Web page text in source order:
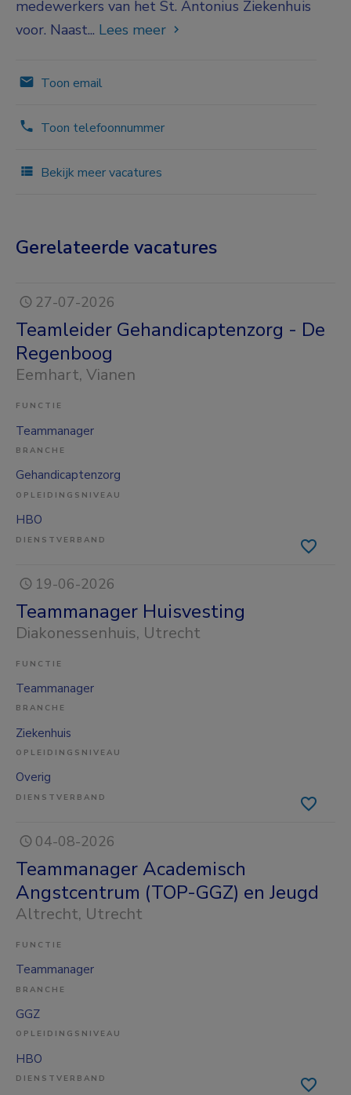
medewerkers van het St. Antonius Ziekenhuis
voor. Naast... Lees meer
Toon email
Toon telefoonnummer
Bekijk meer vacatures
Gerelateerde vacatures
27-07-2026
Teamleider Gehandicaptenzorg - De
Regenboog
Eemhart, Vianen
FUNCTIE
Teammanager
BRANCHE
Gehandicaptenzorg
OPLEIDINGSNIVEAU
HBO
DIENSTVERBAND
19-06-2026
Teammanager Huisvesting
Diakonessenhuis, Utrecht
FUNCTIE
Teammanager
BRANCHE
Ziekenhuis
OPLEIDINGSNIVEAU
Overig
DIENSTVERBAND
04-08-2026
Teammanager Academisch
Angstcentrum (TOP-GGZ) en Jeugd
Altrecht, Utrecht
FUNCTIE
Teammanager
BRANCHE
GGZ
OPLEIDINGSNIVEAU
HBO
DIENSTVERBAND